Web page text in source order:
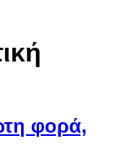
φορά,